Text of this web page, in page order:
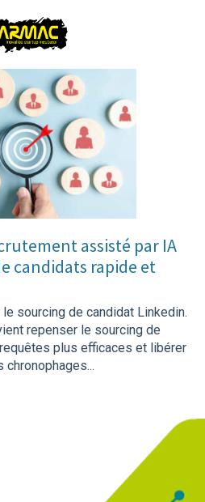
assisté par IA
candidats rapide et
sourcing de candidat Linkedin.
repenser le sourcing de
plus efficaces et libérer